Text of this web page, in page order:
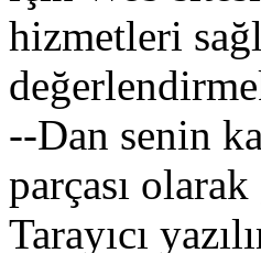
hizmetleri
--Dan senin
parçası olarak
Tarayıcı